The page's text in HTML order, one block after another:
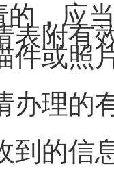
的，应
表附有
件或照
办理的
到的信